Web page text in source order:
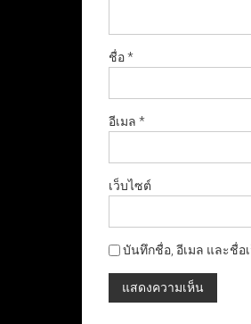
ชื่อ*
อีเมล *
เว็บไซต์
บันทึกชื่อ, อีเมล และชื่อ